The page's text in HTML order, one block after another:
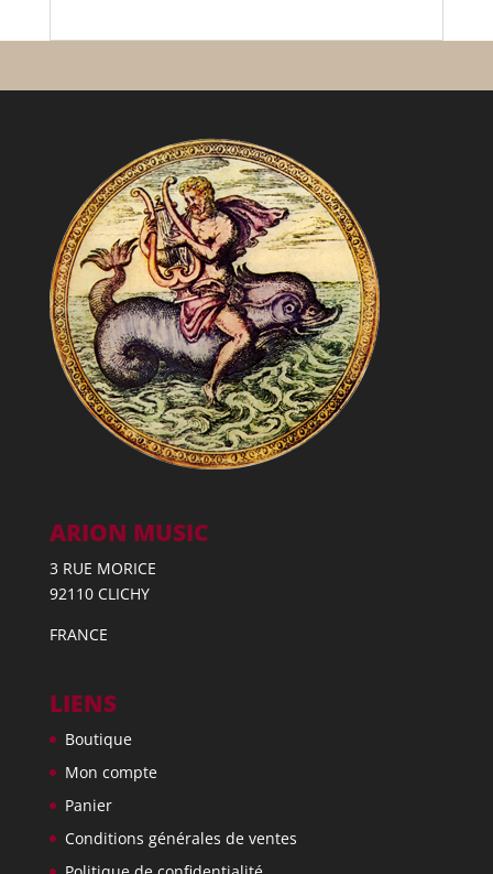
ARION MUSIC
3 RUE MORICE
92110 CLICHY
FRANCE
LIENS
Boutique
Mon compte
Panier
Conditions générales de ventes